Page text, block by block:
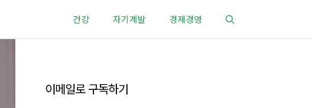
건강 자기계발 경제경영
이메일로 구독하기